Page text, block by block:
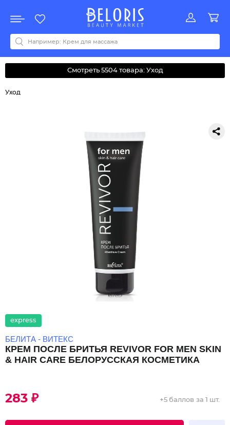
Акции
Все бренды
0-9ABCDEFGHIJKLMNOPQRSTUVWYZАБВДЗИМОКЛНПРСТУФ
Смотреть 5504 товара: Уход
Уход
express
БЕЛИТА - ВИТЕКС
КРЕМ ПОСЛЕ БРИТЬЯ REVIVOR FOR MEN SKIN
& HAIR CARE БЕЛОРУССКАЯ КОСМЕТИКА
283 ₽ +5 баллов за 1 шт.